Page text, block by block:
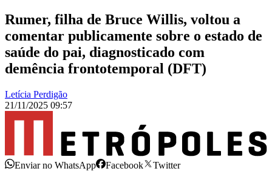
Rumer, filha de Bruce Willis, voltou a
comentar publicamente sobre o estado de
saúde do pai, diagnosticado com
demência frontotemporal (DFT)
Letícia Perdigão
21/11/2025 09:57
Enviar no WhatsApp Facebook
Twitter